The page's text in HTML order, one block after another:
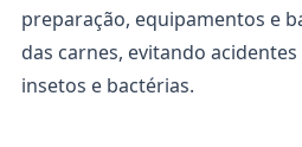
preparação, equipamentos e
das carnes, evitando
insetos e bactérias.